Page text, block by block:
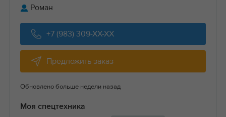
Роман
+7 (983) 309-XX-XX
Предложить заказ
Обновлено больше недели назад
Моя спецтехника